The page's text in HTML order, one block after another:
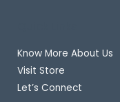
Know More About Us
Visit Store
Let’s Connect